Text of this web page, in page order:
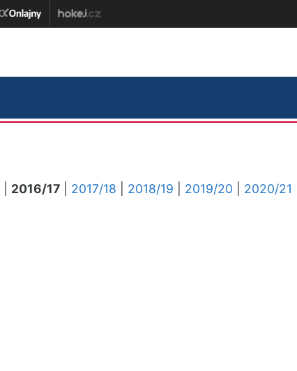
2016/17 2017/18 2018/19 2019/20
2020/21